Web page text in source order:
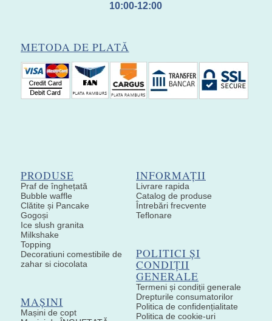
10:00-12:00
METODA DE PLATĂ
PRODUSE
Praf de înghețată
Bubble waffle
Clătite și Pancake
Gogoși
Ice slush granita
Milkshake
Topping
Decoratiuni comestibile de
zahar si ciocolata
MAȘINI
Mașini de copt
INFORMAȚII
Livrare rapida
Catalog de produse
Întrebări frecvente
Teflonare
POLITICI ȘI
CONDIȚII
GENERALE
Termeni și condiții generale
Drepturile consumatorilor
Politica de confidențialitate
Politica de cookie-uri